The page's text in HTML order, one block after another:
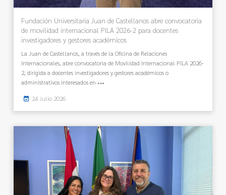
Fundación Universitaria Juan de Castellanos abre convocatoria
de movilidad internacional PILA 2026-2 para docentes
investigadores y gestores académicos
La Juan de Castellanos, a través de la Oficina de Relaciones
Internacionales, abre convocatoria de Movilidad Internacional PILA 2026-
2, dirigida a docentes investigadores y gestores académicos o
administrativos interesados en
24 Julio 2026